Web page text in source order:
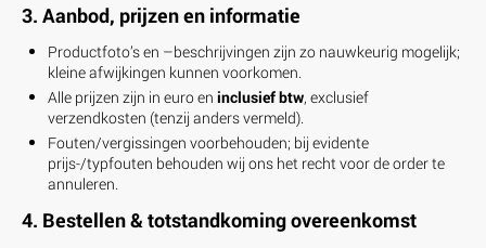
3. Aanbod, prijzen en informatie
Productfoto’s en –beschrijvingen zijn zo nauwkeurig mogelijk;
kleine afwijkingen kunnen voorkomen.
Alle prijzen zijn in euro en inclusief btw, exclusief
verzendkosten (tenzij anders vermeld).
Fouten/vergissingen voorbehouden; bij evidente
prijs-/typfouten behouden wij ons het recht voor de order te
annuleren.
4. Bestellen & totstandkoming overeenkomst